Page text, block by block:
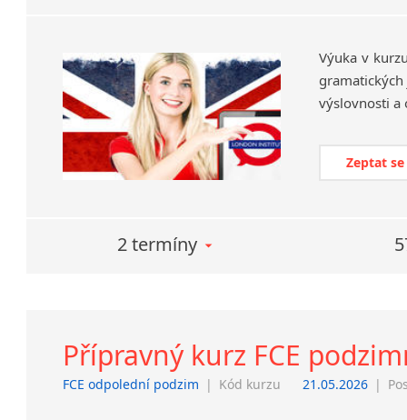
Výuka v
Zeptat
2 termíny
Přípravný kurz FCE
FCE odpolední podzim | Kód kurzu 21.05.2026 |